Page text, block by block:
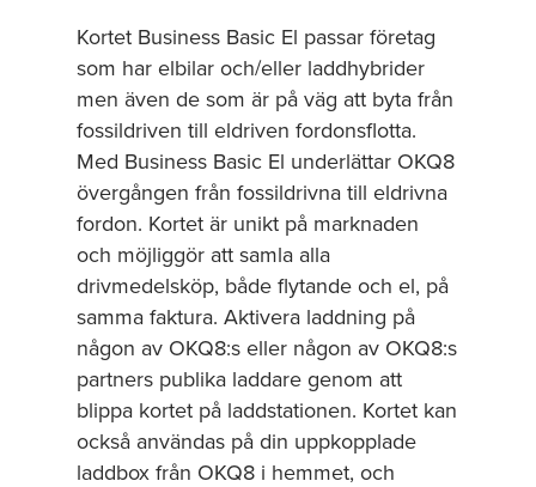
Kortet Business Basic El passar företag
som har elbilar och/eller laddhybrider
men även de som är på väg att byta från
fossildriven till eldriven fordonsflotta.
Med Business Basic El underlättar OKQ8
övergången från fossildrivna till eldrivna
fordon. Kortet är unikt på marknaden
och möjliggör att samla alla
drivmedelsköp, både flytande och el, på
samma faktura. Aktivera laddning på
någon av OKQ8:s eller någon av OKQ8:s
partners publika laddare genom att
blippa kortet på laddstationen. Kortet kan
också användas på din uppkopplade
laddbox från OKQ8 i hemmet, och